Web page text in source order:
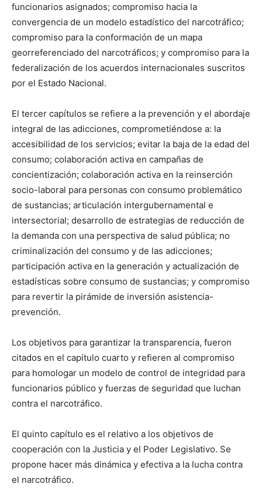
funcionarios asignados; compromiso hacia la
convergencia de un modelo estadístico del narcotráfico;
compromiso para la conformación de un mapa
georreferenciado del narcotráficos; y compromiso para la
federalización de los acuerdos internacionales suscritos
por el Estado Nacional.
El tercer capítulos se refiere a la prevención y el abordaje
integral de las adicciones, comprometiéndose a: la
accesibilidad de los servicios; evitar la baja de la edad del
consumo; colaboración activa en campañas de
concientización; colaboración activa en la reinserción
socio-laboral para personas con consumo problemático
de sustancias; articulación intergubernamental e
intersectorial; desarrollo de estrategias de reducción de
la demanda con una perspectiva de salud pública; no
criminalización del consumo y de las adicciones;
participación activa en la generación y actualización de
estadísticas sobre consumo de sustancias; y compromiso
para revertir la pirámide de inversión asistencia-
prevención.
Los objetivos para garantizar la transparencia, fueron
citados en el capítulo cuarto y refieren al compromiso
para homologar un modelo de control de integridad para
funcionarios público y fuerzas de seguridad que luchan
contra el narcotráfico.
El quinto capítulo es el relativo a los objetivos de
cooperación con la Justicia y el Poder Legislativo. Se
propone hacer más dinámica y efectiva a la lucha contra
el narcotráfico.